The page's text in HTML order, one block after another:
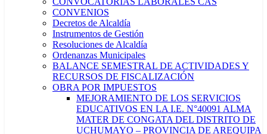
CONVENIOS
Decretos de Alcaldía
Instrumentos de Gestión
Resoluciones de Alcaldía
Ordenanzas Municipales
BALANCE SEMESTRAL DE ACTIVIDADES Y
RECURSOS DE FISCALIZACIÓN
OBRA POR IMPUESTOS
MEJORAMIENTO DE LOS SERVICIOS
EDUCATIVOS EN LA I.E. N°40091 ALMA
MATER DE CONGATA DEL DISTRITO DE
UCHUMAYO – PROVINCIA DE AREQUIPA